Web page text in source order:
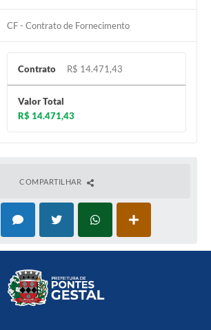
CF - Contrato de Fornecimento
Contrato
R$ 14.471,43
Valor Total
R$ 14.471,43
COMPARTILHAR